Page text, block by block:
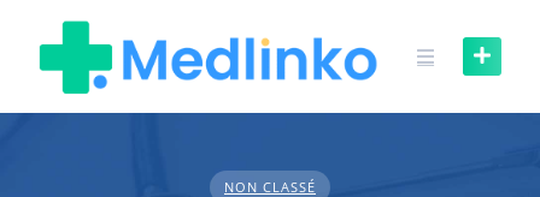
content
NON CLASSÉ